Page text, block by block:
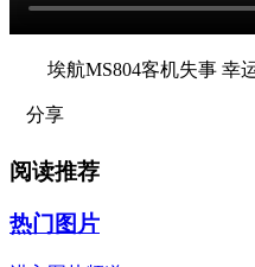
埃航MS804客机失事 幸
分享
阅读推荐
热门图片